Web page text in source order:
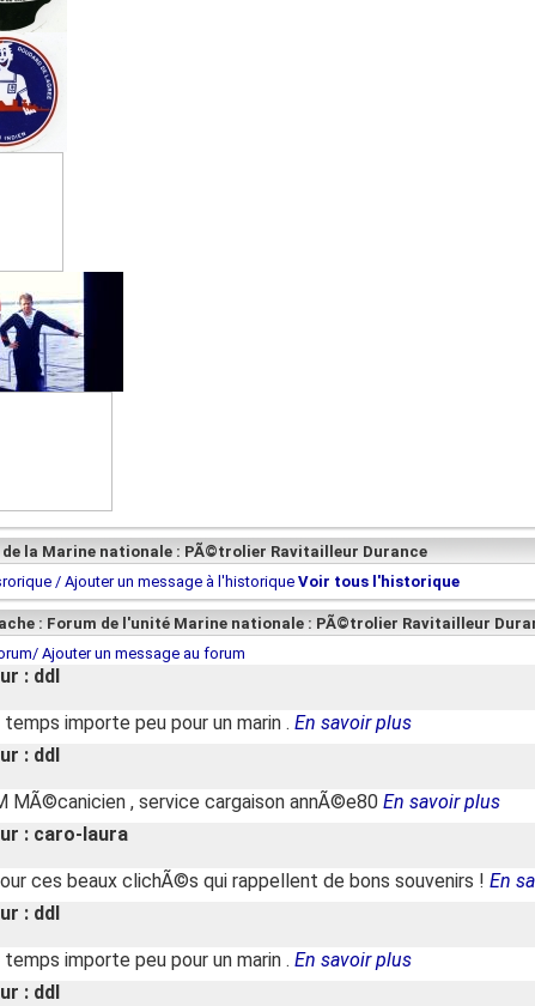
la Marine nationale : PÃ©trolier Ravitailleur Durance
/ Ajouter un message à l'historique Voir tous l'historique
: Forum de l'unité Marine nationale : PÃ©trolier Ravitailleur
Ajouter un message au forum
: ddl
temps importe peu pour un marin . En savoir plus
: ddl
MÃ©canicien , service cargaison annÃ©e80 En savoir plus
: caro-laura
ces beaux clichÃ©s qui rappellent de bons souvenirs ! En
: ddl
temps importe peu pour un marin . En savoir plus
: ddl